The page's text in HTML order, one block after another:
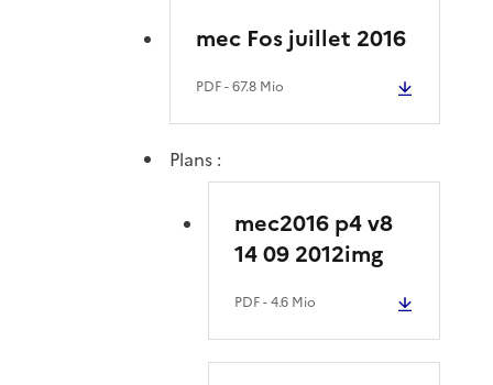
mec Fos juillet 2016
PDF- 67.8 Mio
Plans :
mec2016 p4 v8
14 09 2012img
PDF- 4.6 Mio